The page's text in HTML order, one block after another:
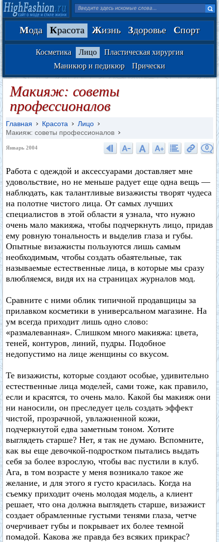
Мода Красота Жизнь Здоровье Спорт
Косметика Лицо
Пластическая хирургия
Маникюр и педикюр
Прически
Макияж: советы
профессионалов
Главная Красота
Лицо
Макияж: советы профессионалов
Январь 2004 0
Работа с одеждой и аксессуарами доставляет мне
удовольствие, но не меньше радует еще одна вещь —
наблюдать, как талантливые визажисты творят чудеса
на полотне чистого лица. От самых лучших
специалистов в этой области я узнала, что нужно
очень мало макияжа, чтобы подчеркнуть лицо, придав
ему ровную тональность и выделив глаза и губы.
Опытные визажисты пользуются лишь самым
необходимым, чтобы создать обаятельные, так
называемые естественные лица, в которые мы сразу
влюбляемся, видя их на страницах журналов мод.
Сравните с ними облик типичной продавщицы за
прилавком косметики в универсальном магазине. На
ум всегда приходит лишь одно слово:
«размалеванная». Слишком много макияжа: цвета,
теней, контуров, линий, пудры. Подобное
недопустимо на лице женщины со вкусом.
Те визажисты, которые создают особые, удивительно
естественные лица моделей, сами тоже, как правило,
если и красятся, то очень мало. Какой бы макияж они
ни наносили, он преследует цель создать эффект
чистой, прозрачной, увлажненной кожи,
подчеркнутой едва заметным тоном. Хотите
выглядеть старше? Нет, я так не думаю. Вспомните,
как вы еще девочкой-подростком пытались выдать
себя за более взрослую, чтобы вас пустили в клуб.
Ага, в том возрасте у меня возникало такое же
желание, и для этого я густо красилась. Когда на
съемку приходит очень молодая модель, а клиент
решает, что она должна выглядеть старше, визажист
создает обрамленные густыми тенями глаза, четче
очерчивает губы и покрывает их более темной
помадой. Какова же правда без всяких прикрас?